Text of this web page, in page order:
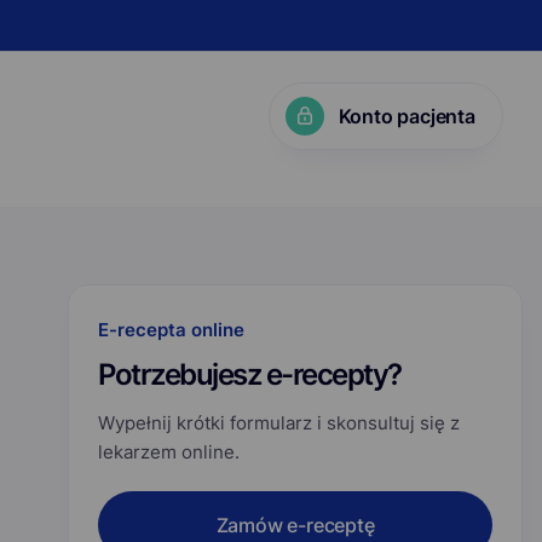
Konto pacjenta
E-recepta online
Potrzebujesz e-recepty?
Wypełnij krótki formularz i skonsultuj się z
lekarzem online.
Zamów e-receptę